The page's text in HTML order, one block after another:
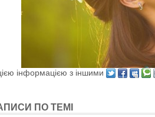
інформацією з іншими
ПО ТЕМІ